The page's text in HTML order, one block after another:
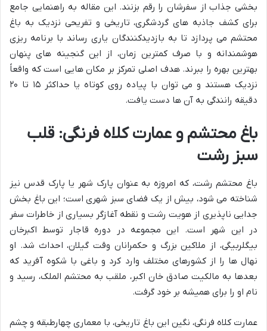
بخشی جذاب از سفرشان را رقم بزنند. این مقاله به راهنمایی جامع
برای کشف جاذبه های گردشگری، تاریخی و تفریحی نزدیک به باغ
محتشم می پردازد تا به بازدیدکنندگان یاری رساند با برنامه ریزی
هوشمندانه و با صرف کمترین زمان، از این گنجینه های پنهان
بهترین بهره را ببرند. هدف اصلی تمرکز بر مکان هایی است که واقعاً
نزدیک هستند و می توان با پیاده روی کوتاه یا حداکثر ۱۵ تا ۲۰
دقیقه رانندگی به آن ها دست یافت.
باغ محتشم و عمارت کلاه فرنگی: قلب
سبز رشت
باغ محتشم رشت، که امروزه به عنوان پارک شهر یا پارک قدس نیز
شناخته می شود، بیش از یک فضای سبز شهری است؛ این باغ بخش
جدایی ناپذیری از هویت رشت و نقطه آغازگر بسیاری از خاطرات سفر
در این شهر است. این مجموعه در دوره قاجار توسط اکبرخان
بیگلربیگی، از ملاکین بزرگ و حکمرانان وقت گیلان، احداث شد. او
نهال ها را از کشورهای مختلف وارد کرد و باغی با شکوه آفرید که
بعدها به مالکیت صادق خان اکبر، ملقب به محتشم الملک، رسید و
نام او را برای همیشه بر خود گرفت.
عمارت کلاه فرنگی، نگین این باغ تاریخی، با معماری چهارطبقه و چشم